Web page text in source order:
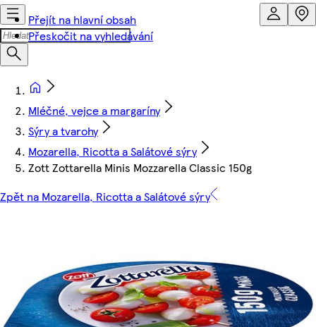
Přejít na hlavní obsah
Přeskočit na vyhledávání
Mléčné, vejce a margaríny
Sýry a tvarohy
Mozarella, Ricotta a Salátové sýry
Zott Zottarella Minis Mozzarella Classic 150g
Zpět na Mozarella, Ricotta a Salátové sýry